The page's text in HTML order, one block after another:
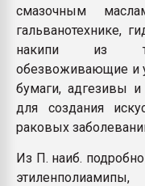
смазочным
гальванотехнике,
накипи из
обезвоживающие и
бумаги, адгезивы
для создания
раковых
Из П. наиб.
этиленполиамипы,